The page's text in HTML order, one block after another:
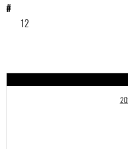
#
12